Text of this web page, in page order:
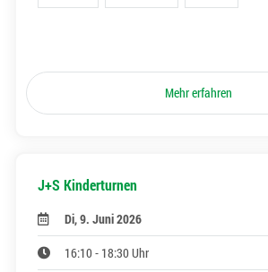
Mehr erfahren
J+S Kinderturnen
Di, 9. Juni 2026
16:10 - 18:30 Uhr